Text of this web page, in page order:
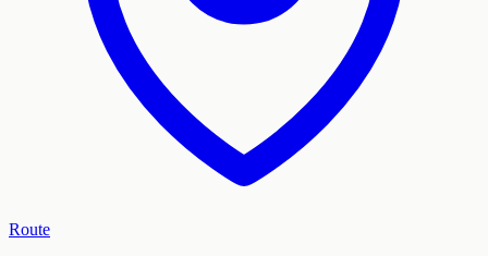
Route